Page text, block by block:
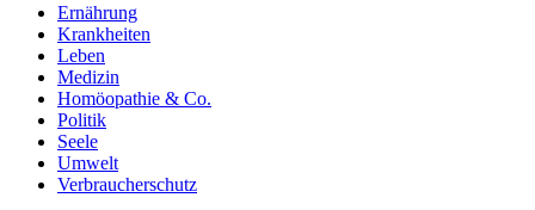
Ernährung
Krankheiten
Leben
Medizin
Homöopathie & Co.
Politik
Seele
Umwelt
Verbraucherschutz